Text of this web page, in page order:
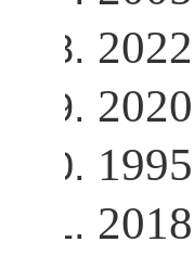
2022
2020
1995
2018